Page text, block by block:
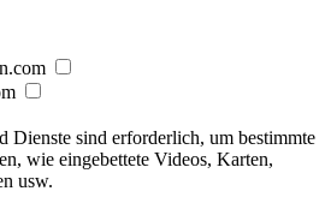
Dienste sind erforderlich, um bestimmte
wie eingebettete Videos, Karten,
usw.